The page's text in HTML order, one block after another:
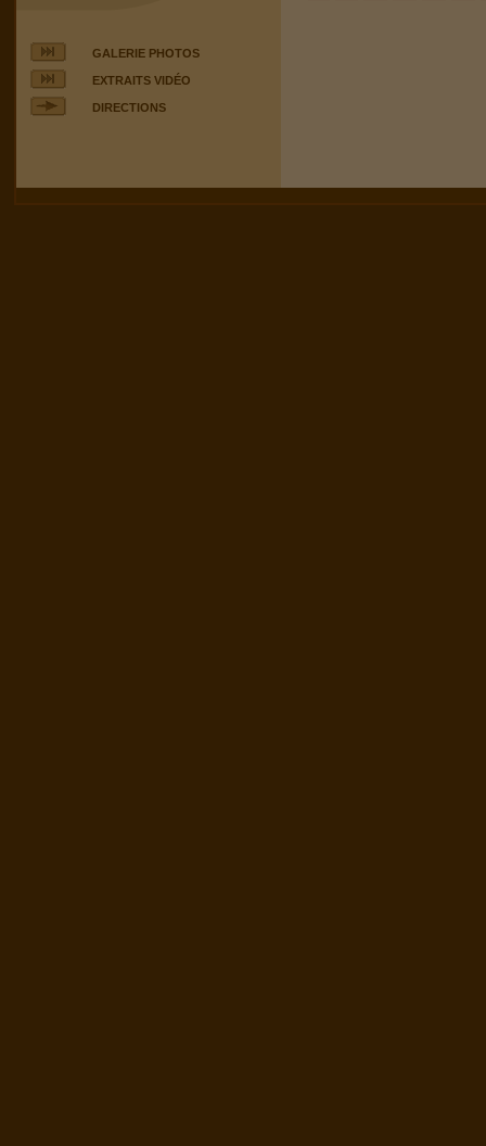
GALERIE PHOTOS
EXTRAITS VIDÉO
DIRECTIONS